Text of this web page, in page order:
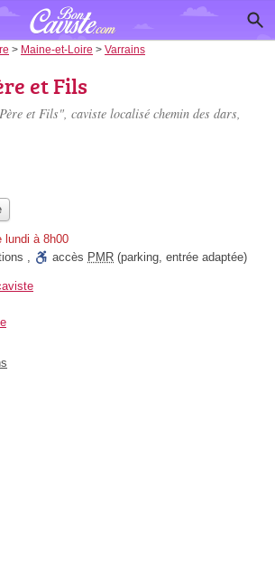
> Maine-et-Loire > Varrains
et Fils
et Fils", caviste localisé chemin des dars,
lundi à 8h00
, accès PMR (parking, entrée adaptée)